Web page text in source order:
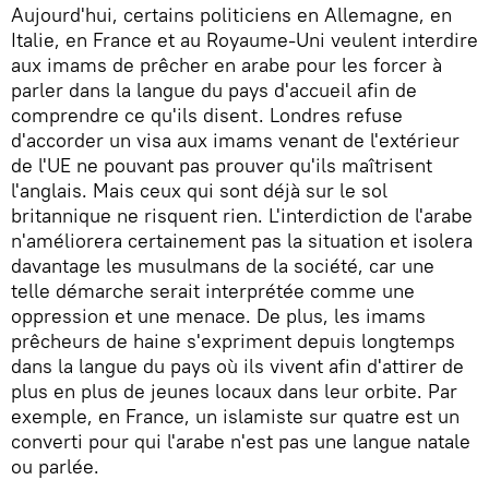
Aujourd'hui, certains politiciens en Allemagne, en
Italie, en France et au Royaume-Uni veulent interdire
aux imams de prêcher en arabe pour les forcer à
parler dans la langue du pays d'accueil afin de
comprendre ce qu'ils disent. Londres refuse
d'accorder un visa aux imams venant de l'extérieur
de l'UE ne pouvant pas prouver qu'ils maîtrisent
l'anglais. Mais ceux qui sont déjà sur le sol
britannique ne risquent rien. L'interdiction de l'arabe
n'améliorera certainement pas la situation et isolera
davantage les musulmans de la société, car une
telle démarche serait interprétée comme une
oppression et une menace. De plus, les imams
prêcheurs de haine s'expriment depuis longtemps
dans la langue du pays où ils vivent afin d'attirer de
plus en plus de jeunes locaux dans leur orbite. Par
exemple, en France, un islamiste sur quatre est un
converti pour qui l'arabe n'est pas une langue natale
ou parlée.